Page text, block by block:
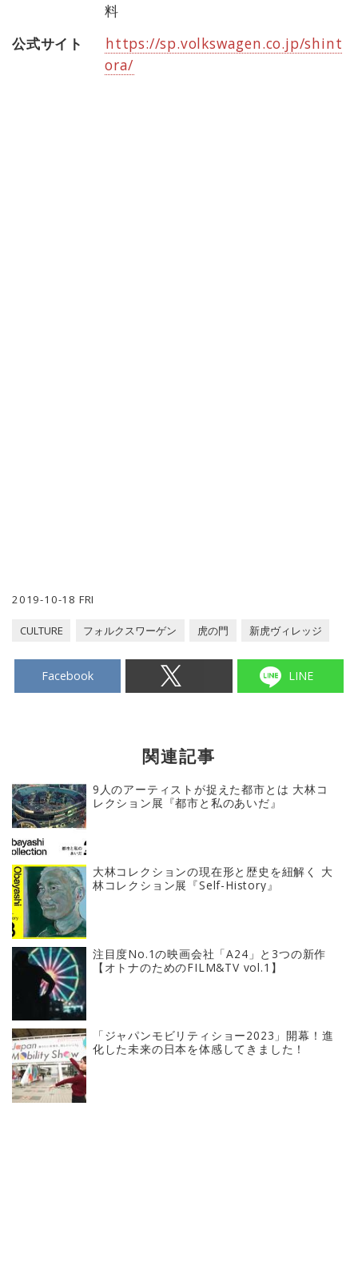
料
公式サイト
https://sp.volkswagen.co.jp/shint
ora/
2019-10-18 FRI
CULTURE フォルクスワーゲン 虎の門 新虎ヴィレッジ
Facebook LINE
関連記事
9人のアーティストが捉えた都市とは 大林コ
レクション展『都市と私のあいだ』
大林コレクションの現在形と歴史を紐解く 大
林コレクション展『Self-History』
注目度No.1の映画会社「A24」と3つの新作
【オトナのためのFILM&TV vol.1】
「ジャパンモビリティショー2023」開幕！進
化した未来の日本を体感してきました！